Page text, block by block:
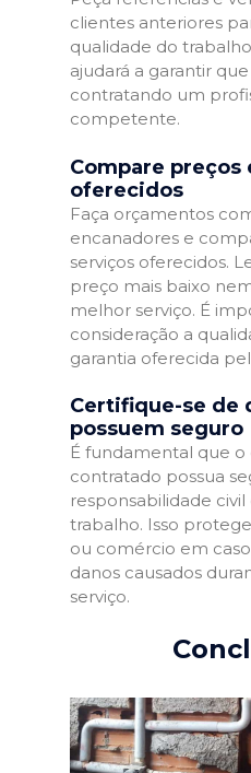
clientes anteriores
qualidade do
ajudará a garantir
contratando um
competente.
Compare preços
oferecidos
Faça orçamentos
encanadores e
serviços oferecidos.
preço mais baixo
melhor serviço. É
consideração a
garantia oferecida
Certifique-se de
possuem seguro
É fundamental que
contratado possua
responsabilidade
trabalho. Isso
ou comércio em
danos causados
serviço.